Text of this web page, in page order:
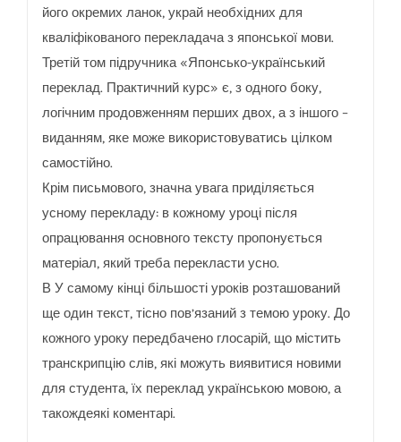
його окремих ланок, украй необхідних для
кваліфікованого перекладача з японської мови.
Третій том підручника «Японсько-український
переклад. Практичний курс» є, з одного боку,
логічним продовженням перших двох, а з іншого –
виданням, яке може використовуватись цілком
самостійно.
Крім письмового, значна увага приділяється
усному перекладу: в кожному уроці після
опрацювання основного тексту пропонується
матеріал, який треба перекласти усно.
В У самому кінці більшості уроків розташований
ще один текст, тісно пов’язаний з темою уроку. До
кожного уроку передбачено глосарій, що містить
транскрипцію слів, які можуть виявитися новими
для студента, їх переклад українською мовою, а
такождеякі коментарі.